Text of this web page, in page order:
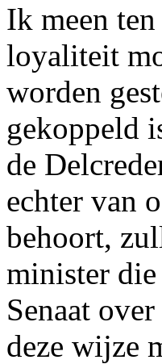
Ik meen
loyaliteit
worden
gekoppeld
de
echter van
behoort,
minister
Senaat
deze wijze